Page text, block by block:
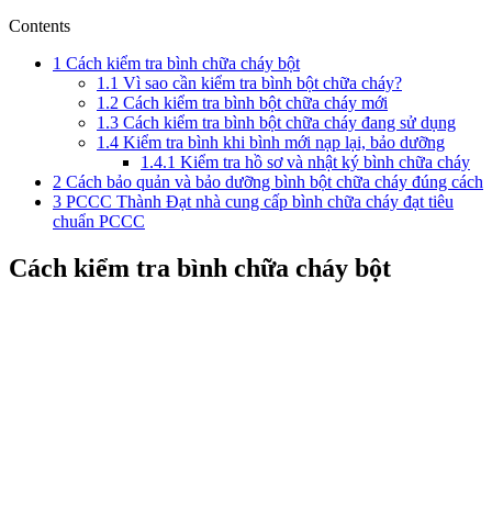
Contents
1 Cách kiểm tra bình chữa cháy bột
1.1 Vì sao cần kiểm tra bình bột chữa cháy?
1.2 Cách kiểm tra bình bột chữa cháy mới
1.3 Cách kiểm tra bình bột chữa cháy đang sử dụng
1.4 Kiểm tra bình khi bình mới nạp lại, bảo dưỡng
1.4.1 Kiểm tra hồ sơ và nhật ký bình chữa cháy
2 Cách bảo quản và bảo dưỡng bình bột chữa cháy đúng cách
3 PCCC Thành Đạt nhà cung cấp bình chữa cháy đạt tiêu
chuẩn PCCC
Cách kiểm tra bình chữa cháy bột